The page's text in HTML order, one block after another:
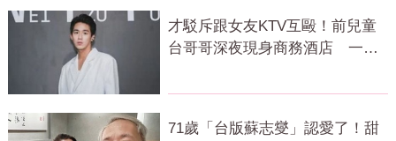
才駁斥跟女友KTV互毆！前兒童
台哥哥深夜現身商務酒店 一晚
71歲「台版蘇志燮」認愛了！甜